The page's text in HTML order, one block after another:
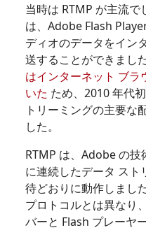
当時は RTMP が主流
は、Adobe Flash
ディオのデータをイン
送することができました
はインターネット ブラ
いた ため、2010 年代
トリーミングの主要な
した。
RTMP は、Adobe の
に連続したデータ スト
待どおりに動作しまし
プロトコルとは異なり
バーと Flash プレーヤ